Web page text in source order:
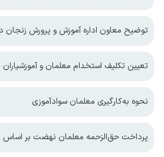
توضیح معاون اداره آموزش و پرورش زنجان درباره
تعیین تکلیف استخدام معلمان و
نحوه به‌کارگیری معلمان سوادآموزی
پرداخت حق‌الزحمه معلمان نهضت بر اساس